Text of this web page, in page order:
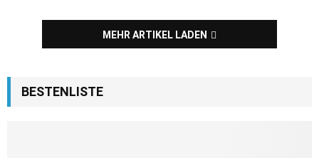
MEHR ARTIKEL LADEN
BESTENLISTE